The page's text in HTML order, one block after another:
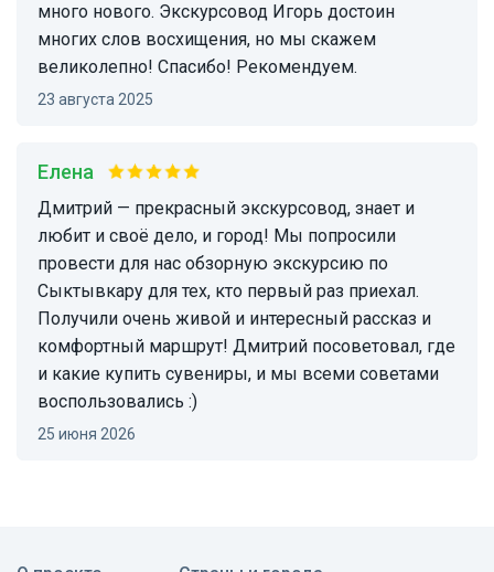
много нового. Экскурсовод Игорь достоин
многих слов восхищения, но мы скажем
великолепно! Спасибо! Рекомендуем.
23 августа 2025
Елена
Дмитрий — прекрасный экскурсовод, знает и
любит и своё дело, и город! Мы попросили
провести для нас обзорную экскурсию по
Сыктывкару для тех, кто первый раз приехал.
Получили очень живой и интересный рассказ и
комфортный маршрут! Дмитрий посоветовал, где
и какие купить сувениры, и мы всеми советами
воспользовались :)
25 июня 2026